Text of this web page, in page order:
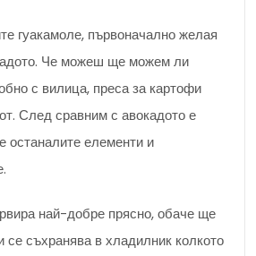
гуакамоле, първоначално желая
Че можеш ще можем ли
с вилица, преса за картофи
След сравним с авокадото е
останалите елементи и
най-добре прясно, обаче ще
съхранява в хладилник колкото